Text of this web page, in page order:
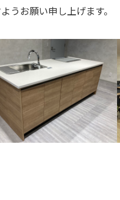
うお願い申し上げます。